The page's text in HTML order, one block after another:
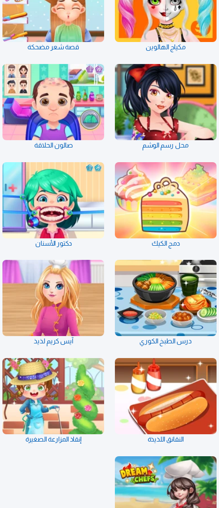
مكياج الهالوين قصة شعر مضحكة
محل رسم الوشم صالون الحلاقة
دمج الكيك دكتور الأسنان
درس الطبخ الكوري آيس كريم لذيذ
النقانق اللذيذة إنقاذ المزارعة الصغيرة